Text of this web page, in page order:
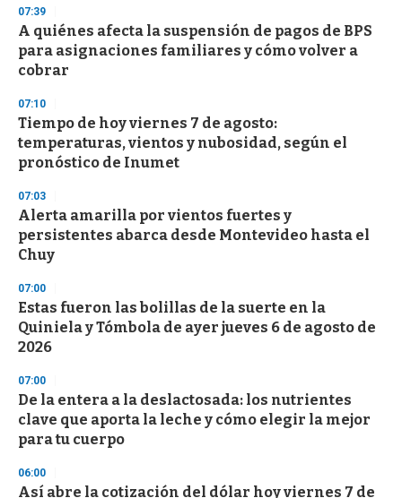
d
s
07:39
A quiénes afecta la suspensión de pagos de BPS
para asignaciones familiares y cómo volver a
cobrar
07:10
Tiempo de hoy viernes 7 de agosto:
temperaturas, vientos y nubosidad, según el
pronóstico de Inumet
07:03
Alerta amarilla por vientos fuertes y
persistentes abarca desde Montevideo hasta el
Chuy
07:00
Estas fueron las bolillas de la suerte en la
Quiniela y Tómbola de ayer jueves 6 de agosto de
2026
07:00
De la entera a la deslactosada: los nutrientes
clave que aporta la leche y cómo elegir la mejor
para tu cuerpo
06:00
Así abre la cotización del dólar hoy viernes 7 de